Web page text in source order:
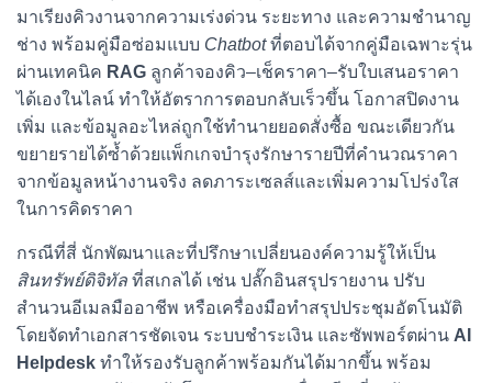
มาเรียงคิวงานจากความเร่งด่วน ระยะทาง และความชำนาญ
ช่าง พร้อมคู่มือซ่อมแบบ Chatbotที่ตอบได้จากคู่มือเฉพาะรุ่น
ผ่านเทคนิค RAG ลูกค้าจองคิว–เช็คราคา–รับใบเสนอราคา
ได้เองในไลน์ ทำให้อัตราการตอบกลับเร็วขึ้น โอกาสปิดงาน
เพิ่ม และข้อมูลอะไหล่ถูกใช้ทำนายยอดสั่งซื้อ ขณะเดียวกัน
ขยายรายได้ซ้ำด้วยแพ็กเกจบำรุงรักษารายปีที่คำนวณราคา
จากข้อมูลหน้างานจริง ลดภาระเซลส์และเพิ่มความโปร่งใส
ในการคิดราคา
กรณีที่สี่ นักพัฒนาและที่ปรึกษาเปลี่ยนองค์ความรู้ให้เป็น
สินทรัพย์ดิจิทัล ที่สเกลได้ เช่น ปลั๊กอินสรุปรายงาน ปรับ
สำนวนอีเมลมืออาชีพ หรือเครื่องมือทำสรุปประชุมอัตโนมัติ
โดยจัดทำเอกสารชัดเจน ระบบชำระเงิน และซัพพอร์ตผ่าน AI
Helpdesk ทำให้รองรับลูกค้าพร้อมกันได้มากขึ้น พร้อม